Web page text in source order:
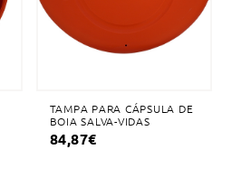
TAMPA PARA CÁPSULA DE
BOIA SALVA-VIDAS
84,87€